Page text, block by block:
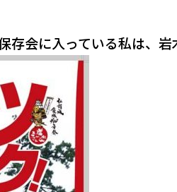
存会に入っている私は、